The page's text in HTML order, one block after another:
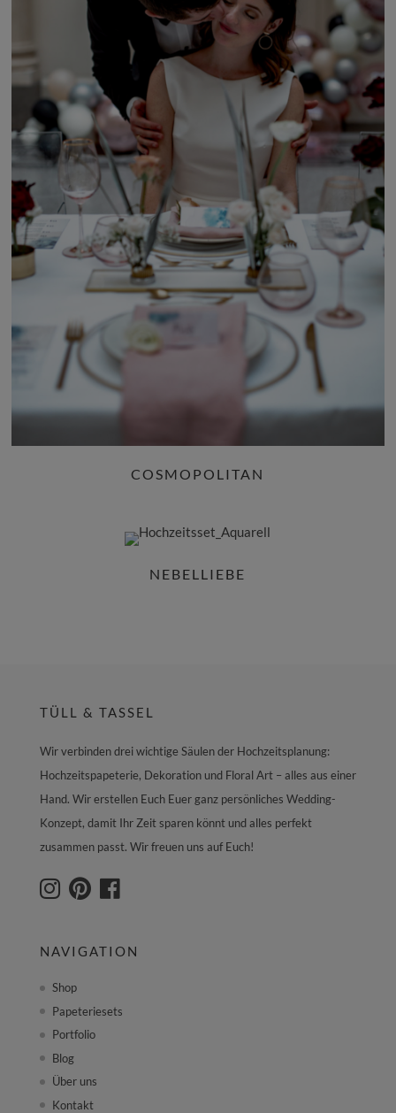
COSMOPOLITAN
NEBELLIEBE
TÜLL & TASSEL
Wir verbinden drei wichtige Säulen der Hochzeitsplanung:
Hochzeitspapeterie, Dekoration und Floral Art – alles aus einer
Hand. Wir erstellen Euch Euer ganz persönliches Wedding-
Konzept, damit Ihr Zeit sparen könnt und alles perfekt
zusammen passt. Wir freuen uns auf Euch!
NAVIGATION
Shop
Papeteriesets
Portfolio
Blog
Über uns
Kontakt